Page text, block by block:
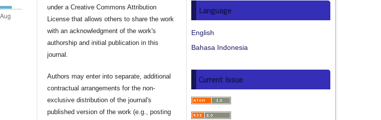
under a Creative Commons Attribution
License that allows others to share the work
with an acknowledgment of the work's
authorship and initial publication in this
journal.
Authors may enter into separate, additional
contractual arrangements for the non-
exclusive distribution of the journal's
published version of the work (e.g., posting
Language
English
Bahasa Indonesia
Current Issue